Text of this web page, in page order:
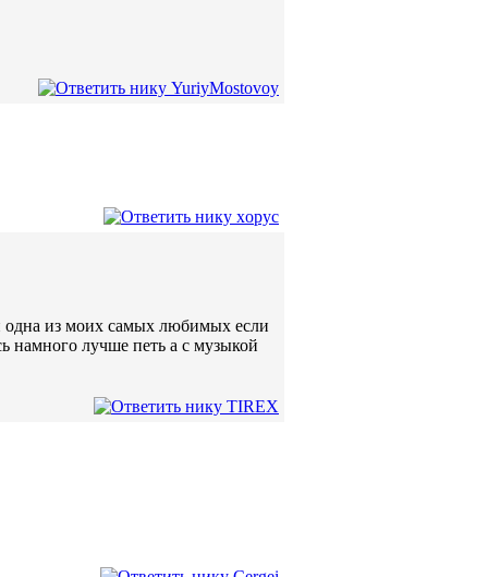
одна из моих самых любимых если
намного лучше петь а с музыкой